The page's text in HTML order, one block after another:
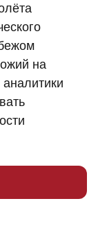
на
аналитики